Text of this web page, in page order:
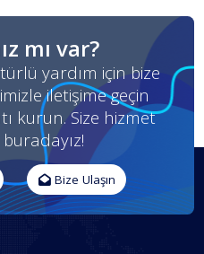
mı var?
yardım için bize
iletişime geçin
kurun. Size hizmet
Bize Ulaşın